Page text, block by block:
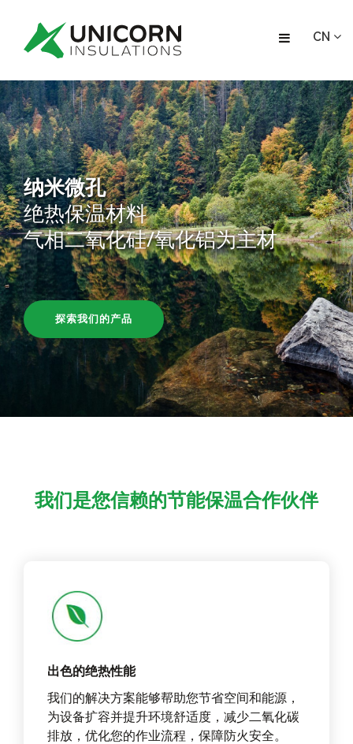
CN
纳米微孔
绝热保温材料
气相二氧化硅/氧化铝为主材
探索我们的产品
我们是您信赖的节能保温合作伙伴
出色的绝热性能
我们的解决方案能够帮助您节省空间和能源，
为设备扩容并提升环境舒适度，减少二氧化碳
排放，优化您的作业流程，保障防火安全。